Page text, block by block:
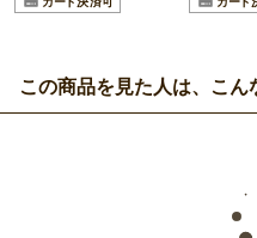
この商品を見た人は、こ